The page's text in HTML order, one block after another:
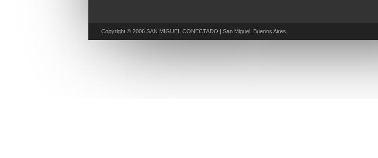
Copyright © 2006 SAN MIGUEL CONECTADO | San Miguel, Buenos Aires.